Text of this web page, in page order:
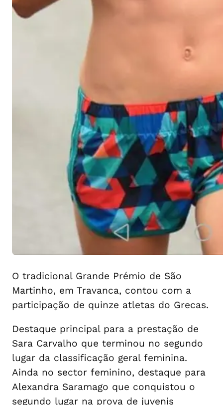
O tradicional Grande Prémio de São
Martinho, em Travanca, contou com a
participação de quinze atletas do Grecas.
Destaque principal para a prestação de
Sara Carvalho que terminou no segundo
lugar da classificação geral feminina.
Ainda no sector feminino, destaque para
Alexandra Saramago que conquistou o
segundo lugar na prova de juvenis